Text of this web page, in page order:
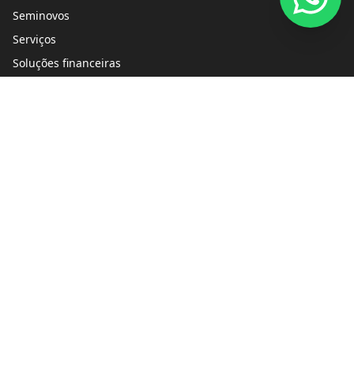
Seminovos
Serviços
Soluções financeiras